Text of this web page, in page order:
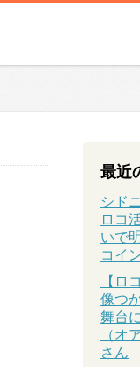
最近
シド
ロコ
いで
コイ
【ロ
像つ
舞台
（オ
さん